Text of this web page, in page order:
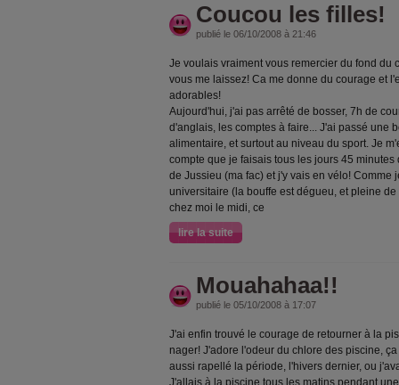
Coucou les filles!
publié le 06/10/2008 à 21:46
Je voulais vraiment vous remercier du fond du
vous me laissez! Ca me donne du courage et
adorables!
Aujourd'hui, j'ai pas arrêté de bosser, 7h de
d'anglais, les comptes à faire... J'ai passé une
alimentaire, et surtout au niveau du sport. Je
compte que je faisais tous les jours 45
de Jussieu (ma fac) et j'y vais en vélo! Comme
universitaire (la bouffe est dégueu, et pleine
chez moi le midi, ce
lire la suite
Mouahahaa!!
publié le 05/10/2008 à 17:07
J'ai enfin trouvé le courage de retourner à la
nager! J'adore l'odeur du chlore des piscine,
aussi rapellé la période, l'hivers dernier, ou
J'allais à la piscine tous les matins pendant